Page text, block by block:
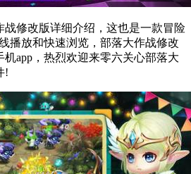
战修改版详细介绍，这也是一款冒险
播放和快速浏览，部落大作战修改
app，热烈欢迎来零六关心部落大
!